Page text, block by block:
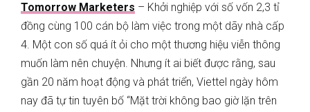
Tomorrow Marketers – Khởi nghiệp với số vốn 2,3 tỉ
đồng cùng 100 cán bộ làm việc trong một dãy nhà cấp
4. Một con số quá ít ỏi cho một thương hiệu viễn thông
muốn làm nên chuyện. Nhưng ít ai biết được rằng, sau
gần 20 năm hoạt động và phát triển, Viettel ngày hôm
nay đã tự tin tuyên bố “Mặt trời không bao giờ lặn trên